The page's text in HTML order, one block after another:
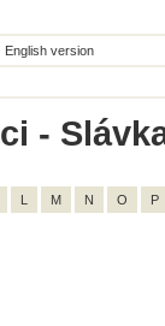
English version
-
L M N O P